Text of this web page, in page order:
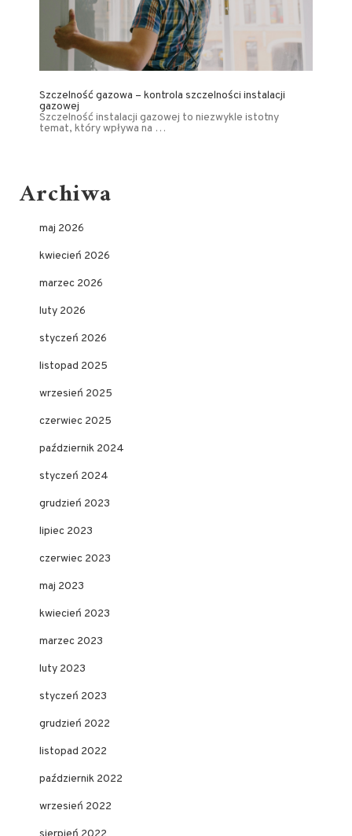
Szczelność gazowa – kontrola szczelności instalacji
gazowej
Szczelność instalacji gazowej to niezwykle istotny
temat, który wpływa na …
Archiwa
maj 2026
kwiecień 2026
marzec 2026
luty 2026
styczeń 2026
listopad 2025
wrzesień 2025
czerwiec 2025
październik 2024
styczeń 2024
grudzień 2023
lipiec 2023
czerwiec 2023
maj 2023
kwiecień 2023
marzec 2023
luty 2023
styczeń 2023
grudzień 2022
listopad 2022
październik 2022
wrzesień 2022